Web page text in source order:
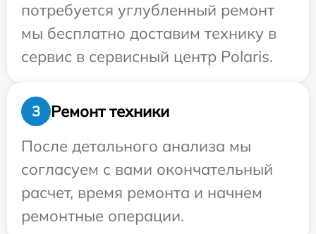
потребуется углубленный ремонт
мы бесплатно доставим технику в
сервис в сервисный центр Polaris.
3
Ремонт техники
После детального анализа мы
согласуем с вами окончательный
расчет, время ремонта и начнем
ремонтные операции.